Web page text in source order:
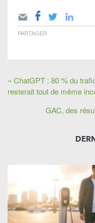
PARTAGER
« ChatGPT : 80 % du
resterait tout de même
GAC, des